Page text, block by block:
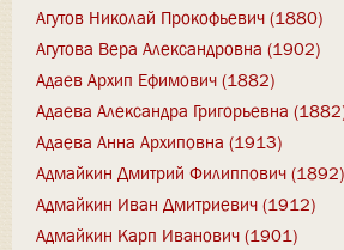
Агутов Николай Прокофьевич (1880)
Агутова Вера Александровна (1902)
Адаев Архип Ефимович (1882)
Адаева Александра Григорьевна
Адаева Анна Архиповна (1913)
Адмайкин Дмитрий Филиппович (1892)
Адмайкин Иван Дмитриевич (1912)
Адмайкин Карп Иванович (1901)